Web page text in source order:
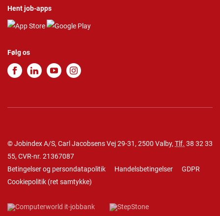
Hent job-apps
Følg os
© Jobindex A/S, Carl Jacobsens Vej 29-31, 2500 Valby, Tlf. 38 32 33
55, CVR-nr. 21367087
Betingelser og persondatapolitik
Handelsbetingelser
GDPR
Cookiepolitik (ret samtykke)